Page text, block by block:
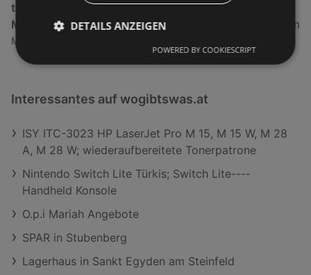
tele.ring im T-Mobile Shop Dornbirn-
Messepark
Messestraße 2, Bt 4, Top E27, 6850 Dornbirn
10,83 km
Interessantes auf wogibtswas.at
ISY ITC-3023 HP LaserJet Pro M 15, M 15 W, M 28
A, M 28 W; wiederaufbereitete Tonerpatrone
Nintendo Switch Lite Türkis; Switch Lite----
Handheld Konsole
O.p.i Mariah Angebote
SPAR in Stubenberg
Lagerhaus in Sankt Egyden am Steinfeld
DETAILS ANZEIGEN
POWERED BY COOKIESCRIPT